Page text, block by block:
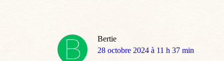
Bertie
dit
28 octobre 2024 à 11 h 37 min